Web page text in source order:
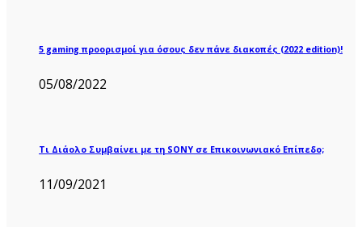
5 gaming προορισμοί για όσους δεν πάνε διακοπές (2022 edition)!
05/08/2022
Τι Διάολο Συμβαίνει με τη SONY σε Επικοινωνιακό Επίπεδο;
11/09/2021